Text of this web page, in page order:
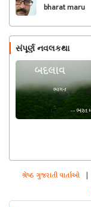
bharat maru
સંપૂર્ણ નવલકથા
શ્રેષ્ઠ ગુજરાતી વાર્તાઓ |